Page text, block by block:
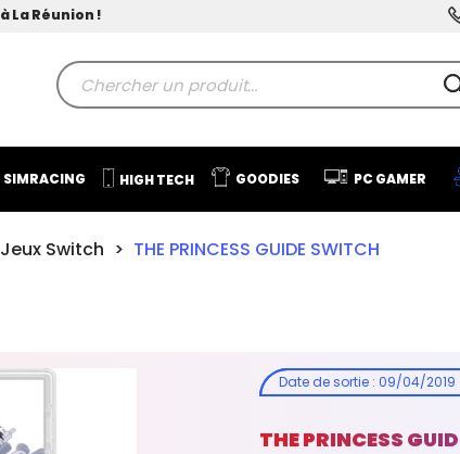
La Réunion !
SIMRACING HIGH TECH GOODIES PC GAMER
Jeux Switch THE PRINCESS GUIDE SWITCH
Date de sortie :09/04/2019
THE PRINCESS